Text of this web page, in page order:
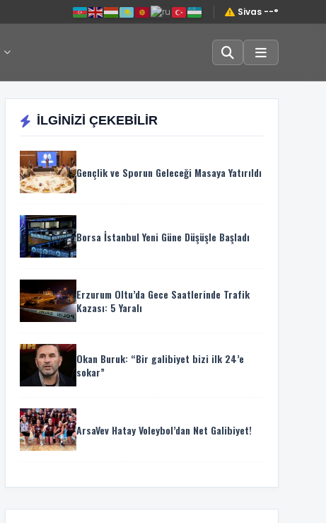
Sivas --°
İLGİNİZİ ÇEKEBİLİR
Gençlik ve Sporun Geleceği Masaya Yatırıldı
Borsa İstanbul Yeni Güne Düşüşle Başladı
Erzurum Oltu’da Gece Saatlerinde Trafik
Kazası: 5 Yaralı
Okan Buruk: “Bir galibiyet bizi ilk 24’e
sokar”
ArsaVev Hatay Voleybol’dan Net Galibiyet!